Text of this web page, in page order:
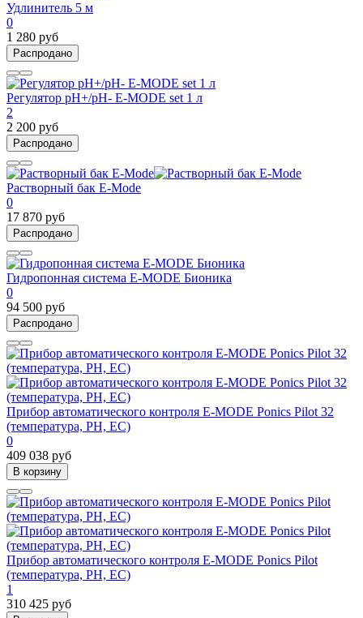
Удлинитель 5 м
0
1 280 руб
Распродано
Регулятор pH+/pH- E-MODE set 1 л
2
2 200 руб
Распродано
Растворный бак E-Mode
0
17 870 руб
Распродано
Гидропонная система E-MODE Бионика
0
94 500 руб
Распродано
Прибор автоматического контроля E-MODE Ponics Pilot 32
(температура, PH, EC)
0
409 038 руб
В корзину
Прибор автоматического контроля E-MODE Ponics Pilot
(температура, PH, EC)
1
310 425 руб